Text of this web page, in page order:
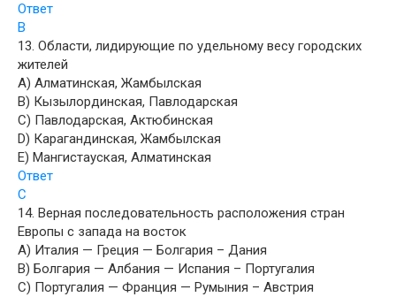
Ответ
В
13. Области, лидирующие по удельному весу городских
жителей
A) Алматинская, Жамбылская
B) Кызылординская, Павлодарская
C) Павлодарская, Актюбинская
D) Карагандинская, Жамбылская
E) Мангистауская, Алматинская
Ответ
C
14. Верная последовательность расположения стран
Европы с запада на восток
A) Италия — Греция — Болгария – Дания
B) Болгария — Албания — Испания – Португалия
C) Португалия — Франция — Румыния – Австрия